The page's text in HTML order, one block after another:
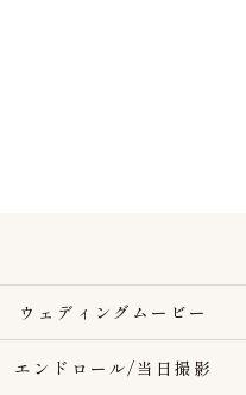
ウェディングムービー
エンドロール/当日撮影